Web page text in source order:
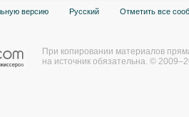
версию Русский Отметить все
При копировании материалов
на источник обязательна. ©